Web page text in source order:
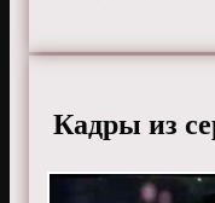
телефоне,
Кадры из